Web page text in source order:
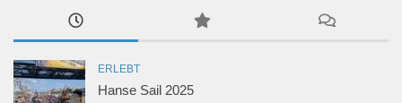
ERLEBT
Hanse Sail 2025